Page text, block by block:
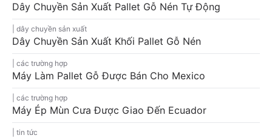
Dây Chuyền Sản Xuất Pallet Gỗ Nén Tự Động
dây chuyền sản xuất
Dây Chuyền Sản Xuất Khối Pallet Gỗ Nén
các trường hợp
Máy Làm Pallet Gỗ Được Bán Cho Mexico
các trường hợp
Máy Ép Mùn Cưa Được Giao Đến Ecuador
tin tức